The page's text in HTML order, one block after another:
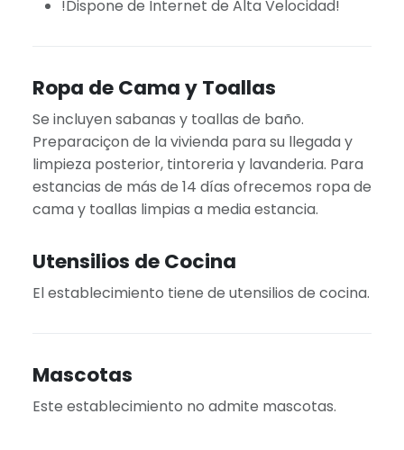
!Dispone de Internet de Alta Velocidad!
Ropa de Cama y Toallas
Se incluyen sabanas y toallas de baño.
Preparaciçon de la vivienda para su llegada y
limpieza posterior, tintoreria y lavanderia. Para
estancias de más de 14 días ofrecemos ropa de
cama y toallas limpias a media estancia.
Utensilios de Cocina
El establecimiento tiene de utensilios de cocina.
Mascotas
Este establecimiento no admite mascotas.